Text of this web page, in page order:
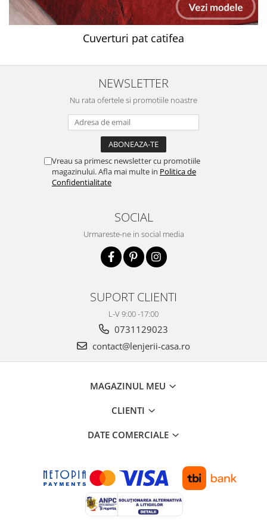
Cuverturi pat catifea
NEWSLETTER
Nu rata ofertele si promotiile noastre
Vreau sa primesc newsletter cu promotiile
magazinului. Afla mai multe in Politica de
Confidentialitate
SOCIAL
Urmareste-ne in social media
SUPORT CLIENTI
L-V 9:00 -17:00
0731129023
contact@lenjerii-casa.ro
MAGAZINUL MEU
CLIENTI
DATE COMERCIALE